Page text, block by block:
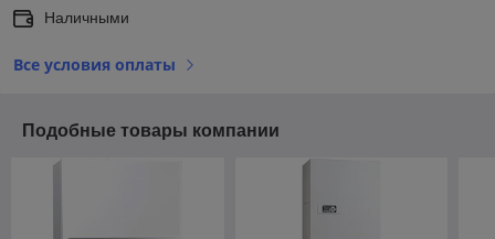
Наличными
Все условия оплаты
Подобные товары компании